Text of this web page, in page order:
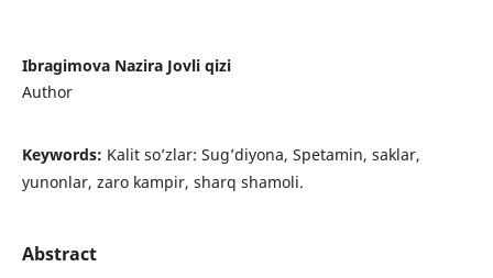
Ibragimova Nazira Jovli qizi
Author
Keywords: Kalit so’zlar: Sug’diyona, Spetamin, saklar,
yunonlar, zaro kampir, sharq shamoli.
Abstract